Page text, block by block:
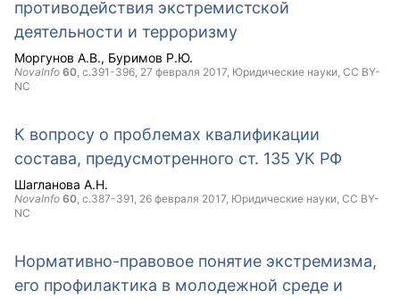
противодействия экстремистской
деятельности и терроризму
Моргунов А.В. Буримов Р.Ю.
NovaInfo 60, с.391-396, 27 февраля 2017, Юридические науки, CC BY-
NC
К вопросу о проблемах квалификации
состава, предусмотренного ст. 135 УК РФ
Шагланова А.Н.
NovaInfo 60, с.387-391, 26 февраля 2017, Юридические науки, CC BY-
NC
Нормативно-правовое понятие экстремизма,
его профилактика в молодежной среде и